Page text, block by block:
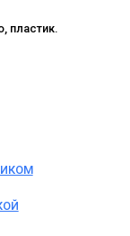
пластик.